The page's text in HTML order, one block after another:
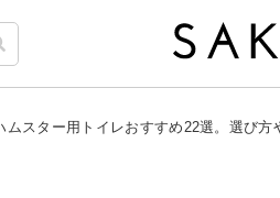
ムスター用トイレおすすめ22選。選び方